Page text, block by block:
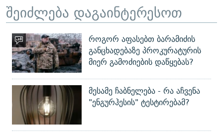
შეიძლება დაგაინტერესოთ
როგორ აფასებთ ბარამიძის
განცხადებაზე პროკურატურის
მიერ გამოძიების დაწყებას?
მესამე ჩაბნელება - რა აჩვენა
"ენგურჰესის" ტესტირებამ?